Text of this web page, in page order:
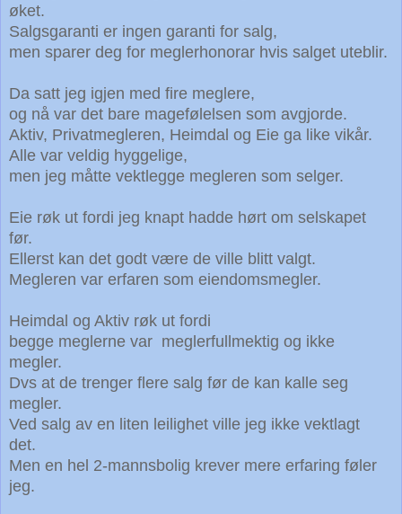
øket.
Salgsgaranti er ingen garanti for salg,
men sparer deg for meglerhonorar hvis salget uteblir.
Da satt jeg igjen med fire meglere,
og nå var det bare magefølelsen som avgjorde.
Aktiv, Privatmegleren, Heimdal og Eie ga like vikår.
Alle var veldig hyggelige,
men jeg måtte vektlegge megleren som selger.
Eie røk ut fordi jeg knapt hadde hørt om selskapet
før.
Ellerst kan det godt være de ville blitt valgt.
Megleren var erfaren som eiendomsmegler.
Heimdal og Aktiv røk ut fordi
begge meglerne var meglerfullmektig og ikke
megler.
Dvs at de trenger flere salg før de kan kalle seg
megler.
Ved salg av en liten leilighet ville jeg ikke vektlagt
det.
Men en hel 2-mannsbolig krever mere erfaring føler
jeg.